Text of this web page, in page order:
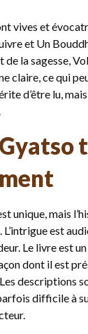
vives et
et Un
de la sagesse,
claire, ce qui
d’être lu,
unique, mais
est
Le livre est
dont il est
descriptions
difficile à